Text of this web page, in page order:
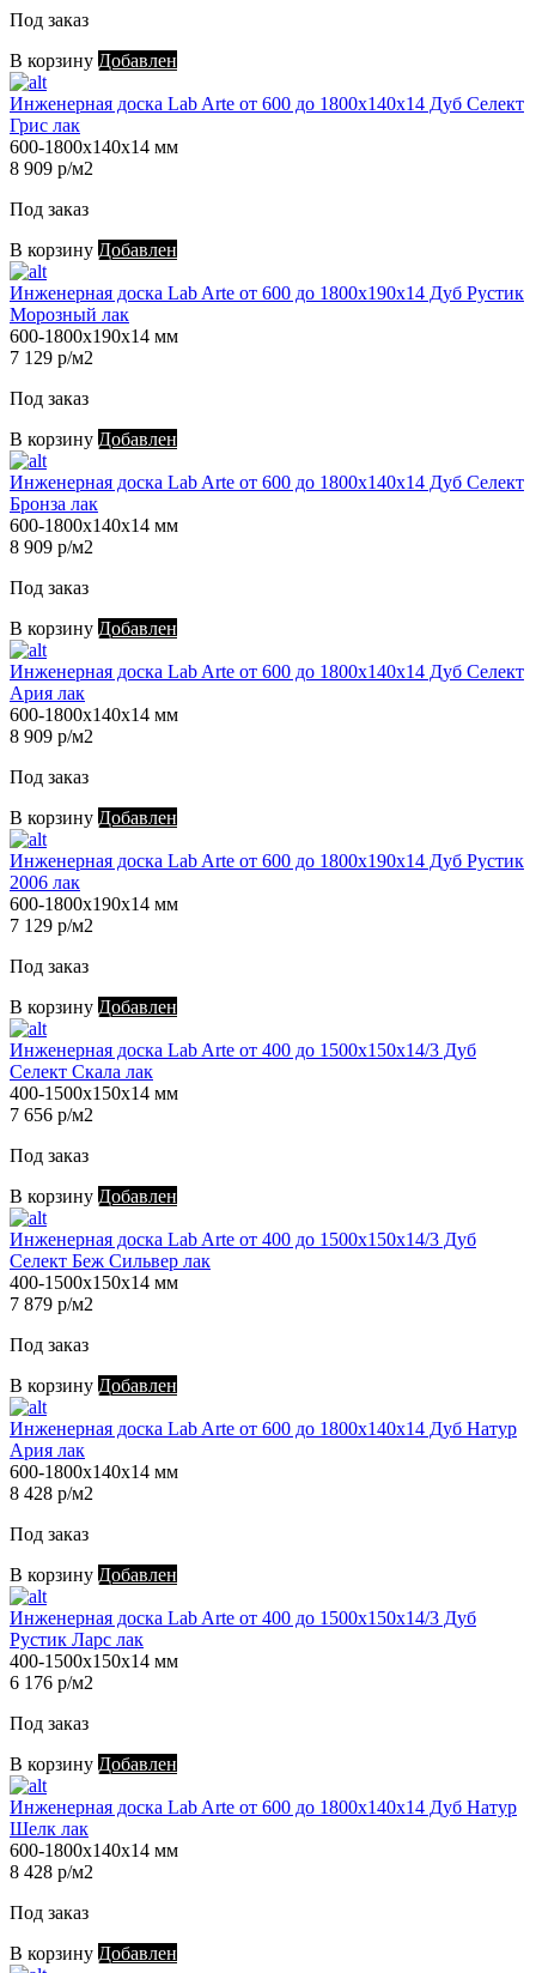
Под заказ
В корзину Добавлен
Инженерная доска Lab Arte от 600 до 1800х140х14 Дуб Селект
Грис лак
600-1800х140х14 мм
8 909 р/м2
Под заказ
В корзину Добавлен
Инженерная доска Lab Arte от 600 до 1800х190х14 Дуб Рустик
Морозный лак
600-1800х190х14 мм
7 129 р/м2
Под заказ
В корзину Добавлен
Инженерная доска Lab Arte от 600 до 1800х140х14 Дуб Селект
Бронза лак
600-1800х140х14 мм
8 909 р/м2
Под заказ
В корзину Добавлен
Инженерная доска Lab Arte от 600 до 1800х140х14 Дуб Селект
Ария лак
600-1800х140х14 мм
8 909 р/м2
Под заказ
В корзину Добавлен
Инженерная доска Lab Arte от 600 до 1800х190х14 Дуб Рустик
2006 лак
600-1800х190х14 мм
7 129 р/м2
Под заказ
В корзину Добавлен
Инженерная доска Lab Arte от 400 до 1500х150х14/3 Дуб
Селект Скала лак
400-1500х150х14 мм
7 656 р/м2
Под заказ
В корзину Добавлен
Инженерная доска Lab Arte от 400 до 1500х150х14/3 Дуб
Селект Беж Сильвер лак
400-1500х150х14 мм
7 879 р/м2
Под заказ
В корзину Добавлен
Инженерная доска Lab Arte от 600 до 1800х140х14 Дуб Натур
Ария лак
600-1800х140х14 мм
8 428 р/м2
Под заказ
В корзину Добавлен
Инженерная доска Lab Arte от 400 до 1500х150х14/3 Дуб
Рустик Ларс лак
400-1500х150х14 мм
6 176 р/м2
Под заказ
В корзину Добавлен
Инженерная доска Lab Arte от 600 до 1800х140х14 Дуб Натур
Шелк лак
600-1800х140х14 мм
8 428 р/м2
Под заказ
В корзину Добавлен